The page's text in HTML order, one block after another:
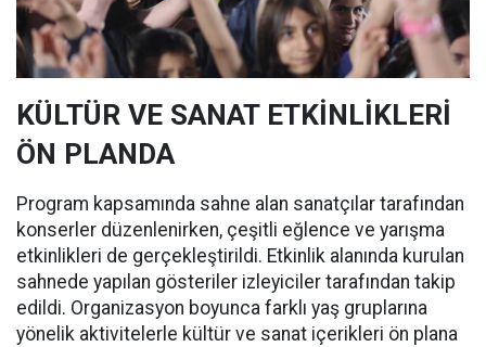
KÜLTÜR VE SANAT ETKİNLİKLERİ
ÖN PLANDA
Program kapsamında sahne alan sanatçılar tarafından
konserler düzenlenirken, çeşitli eğlence ve yarışma
etkinlikleri de gerçekleştirildi. Etkinlik alanında kurulan
sahnede yapılan gösteriler izleyiciler tarafından takip
edildi. Organizasyon boyunca farklı yaş gruplarına
yönelik aktivitelerle kültür ve sanat içerikleri ön plana